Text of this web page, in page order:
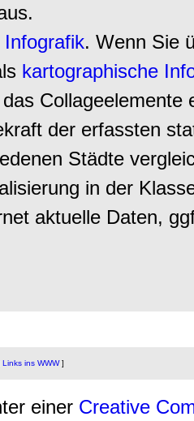
Infografik. Wenn Sie
kartographische
Collageelemente
der erfassten
Städte
in der
aktuelle Daten,
Links ins WWW]
einer Creative